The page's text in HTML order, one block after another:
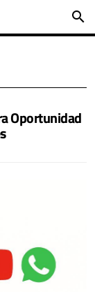
search
Oportunidad